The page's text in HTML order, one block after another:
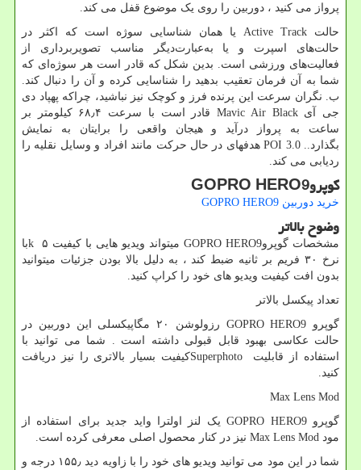
پرواز می کنید ، دوربین را روی یک موضوع قفل می کند.
حالت Active Track یا همان شناسایی سوژه است که اکثر در
حالت‌های اسپرت و یا به‌عبارت‌دیگر مناسب تصویربرداری از
فعالیت‌های ورزشی است. بدین شکل که قادر است هر سوژه‌ای که
شما به آن فرمان تعقیب بدهید را شناسایی کرده و آن را دنبال کند.
ب. نگران سرعت این پرنده فرز و کوچک نیز نباشید، چراکه پهپاد دی
جی آی Mavic Air Black
قادر است با سرعت ۶۸٫۴ کیلومتر بر
ساعت به پرواز درآید و هیجان واقعی را برایتان به نمایش
بگذارد..POI 3.0هدفهای در حال حرکت مانند افراد و وسایل نقلیه را
ردیابی می کند.
گوپروGOPRO HERO9
خرید دوربین GOPRO HERO9
وضوح بالاتر
مشخصات گوپروGOPRO HERO9 میتواند ویدیو هایی با کیفیت ۵ kبا
نرخ ۳۰ فریم بر ثانیه ضبط کند ، به دلیل بالا بودن جزئیات میتوانید
بدون افت کیفیت ویدیو های خود را کراپ کنید.
تعداد پیکسل بالاتر
گوپرو GOPRO HERO9
رزولوشن ۲۰ مگاپیکسلی این دوربین در
حالت عکاسی بهبود قابل قبولی داشته است . شما می توانید با
استفاده از قابلیت
Superphotoکیفیت بسیار بالاتری را نیز دریافت
کنید.
Max Lens Mod
گوپرو GOPRO HERO9 یک لنز اولترا واید جدید برای استفاده از
مود Max Lens Mod نیز در کنار محصول اصلی معرفی کرده است.
شما در این مود می توانید ویدیو های خود را با زاویه دید ۱۵۵٫ درجه و